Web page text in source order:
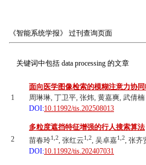
《智能系统学报》 过刊查询页面
关键词中包括 data processing 的文章
1
面向医学图像检索的模糊注意力协
周琳琳, 丁卫平, 张炜, 黄嘉爽, 武倩
DOI:10.11992/tis.202508013
2
多粒度遮挡特征增强的行人搜索算法
苗春玲1,2, 张红云1,2, 吴卓嘉1,2, 张齐
DOI:10.11992/tis.202407031